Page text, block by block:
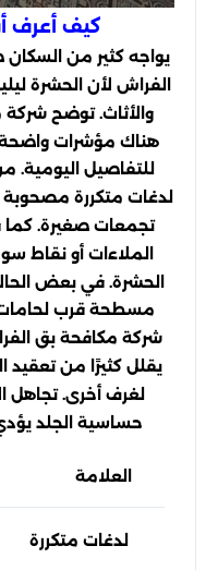
كيف أعرف
يواجه كثير من
الفراش لأن الحشرة
والأثاث. توضح
هناك مؤشرات واضحة
للتفاصيل اليومية.
لدغات متكررة
تجمعات صغيرة.
الملاءات أو نقاط
الحشرة. في بعض
مسطحة قرب لحامات
شركة مكافحة بق
يقلل كثيرًا من تعقيد
لغرف أخرى. تجاهل
حساسية الجلد
العلامة
لدغات متكررة